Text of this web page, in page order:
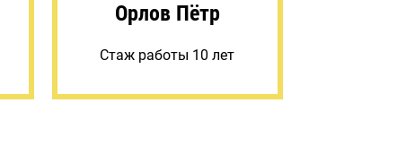
Орлов Пётр
Стаж работы 10 лет